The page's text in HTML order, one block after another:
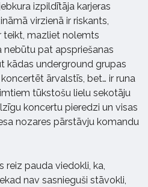
izpildītāja karjeras
virzienā ir riskants,
teikt, mazliet nolemts
nebūtu pat apspriešanas
kādas underground grupas
ārvalstīs, bet… ir runa
tūkstošu lielu sekotāju
koncertu pieredzi un visas
nozares pārstāvju komandu
reiz pauda viedokli, ka,
nav sasnieguši stāvokli,